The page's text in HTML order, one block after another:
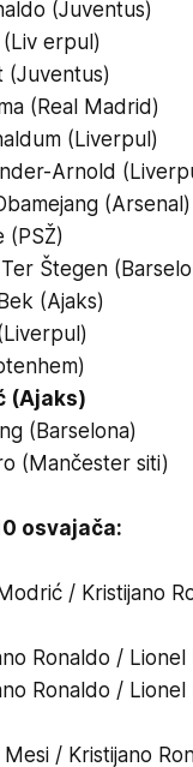
(Juventus)
erpul)
(Juventus)
(Real Madrid)
(Liverpul)
Arnold
(Arsenal)
(PSŽ)
Štegen
(Ajaks)
(Ajaks)
(Barselona)
(Mančester siti)
osvajača:
/ Kristijano
Ronaldo /
Ronaldo /
/ Kristijano